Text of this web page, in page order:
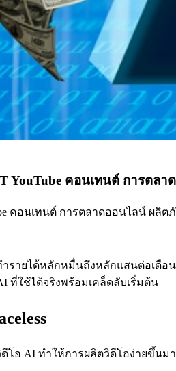
YouTube คอนเทนต์ การตลาด
คอนเทนต์ การตลาดออนไลน์ ผ
ายได้หลักหมื่นถึงหลักแสนต่อเดื
ที่ใช้ได้จริงพร้อมเคล็ดลับเริ่มต้น
อ AI ทำให้การผลิตวิดีโอง่ายขึ้นม